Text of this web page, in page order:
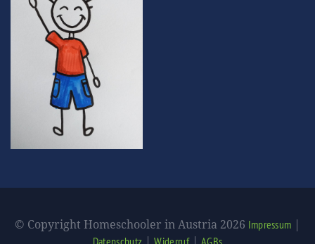
© Copyright Homeschooler in Austria 2026 Impressum |